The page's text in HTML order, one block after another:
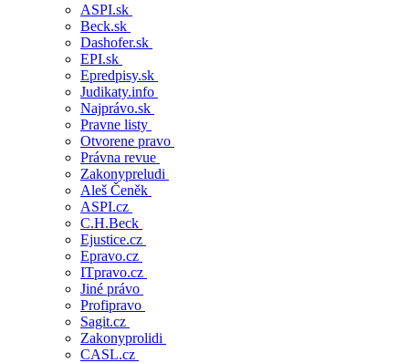
ASPI.sk
Beck.sk
Dashofer.sk
EPI.sk
Epredpisy.sk
Judikaty.info
Najprávo.sk
Pravne listy
Otvorene pravo
Právna revue
Zakonypreludi
Aleš Čeněk
ASPI.cz
C.H.Beck
Ejustice.cz
Epravo.cz
ITpravo.cz
Jiné právo
Profipravo
Sagit.cz
Zakonyprolidi
CASL.cz